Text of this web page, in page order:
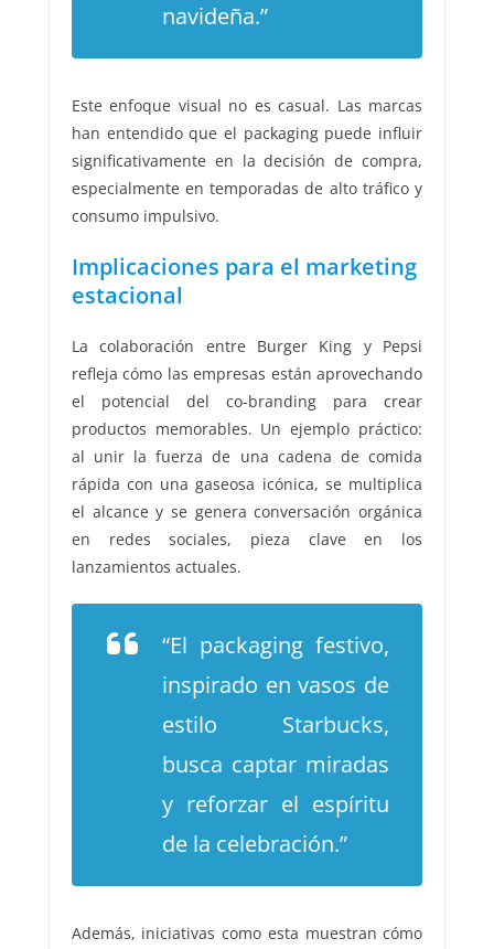
navideña.”
Este enfoque visual no es casual. Las marcas
han entendido que el packaging puede influir
significativamente en la decisión de compra,
especialmente en temporadas de alto tráfico y
consumo impulsivo.
Implicaciones para el marketing
estacional
La colaboración entre Burger King y Pepsi
refleja cómo las empresas están aprovechando
el potencial del co-branding para crear
productos memorables. Un ejemplo práctico:
al unir la fuerza de una cadena de comida
rápida con una gaseosa icónica, se multiplica
el alcance y se genera conversación orgánica
en redes sociales, pieza clave en los
lanzamientos actuales.
“El packaging festivo,
inspirado en vasos de
estilo Starbucks,
busca captar miradas
y reforzar el espíritu
de la celebración.”
Además, iniciativas como esta muestran cómo